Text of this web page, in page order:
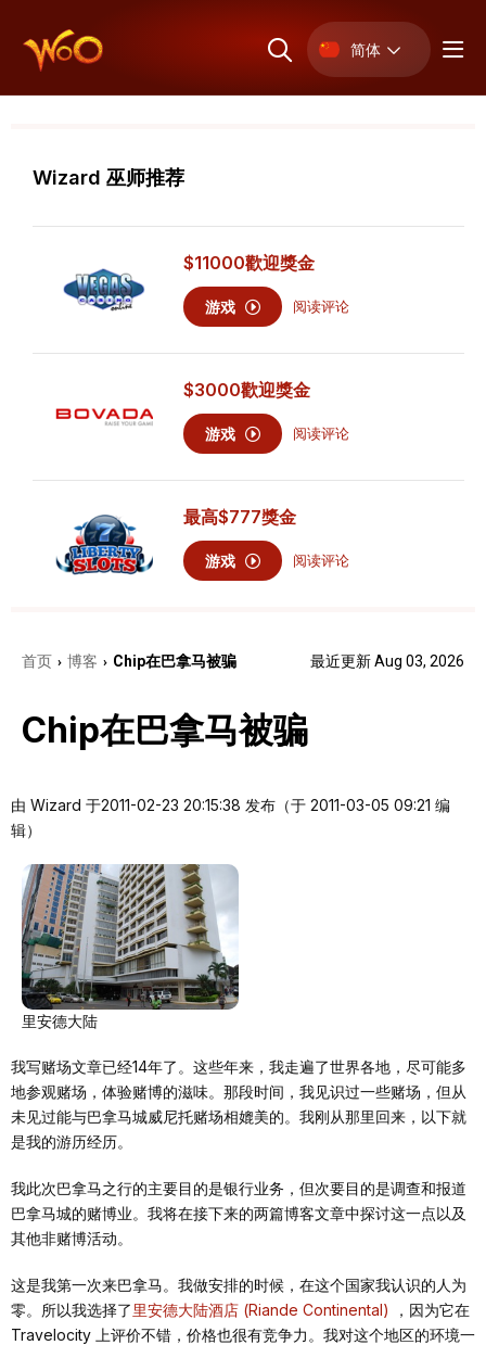
简体
Wizard 巫师推荐
$11000歡迎獎金
游戏 阅读评论
$3000歡迎獎金
游戏 阅读评论
最高$777獎金
游戏 阅读评论
首页 › 博客 › Chip在巴拿马被骗 最近更新 Aug 03, 2026
Chip在巴拿马被骗
由 Wizard 于2011-02-23 20:15:38 发布（于 2011-03-05 09:21 编
辑）
里安德大陆
我写赌场文章已经14年了。这些年来，我走遍了世界各地，尽可能多
地参观赌场，体验赌博的滋味。那段时间，我见识过一些赌场，但从
未见过能与巴拿马城威尼托赌场相媲美的。我刚从那里回来，以下就
是我的游历经历。
我此次巴拿马之行的主要目的是银行业务，但次要目的是调查和报道
巴拿马城的赌博业。我将在接下来的两篇博客文章中探讨这一点以及
其他非赌博活动。
这是我第一次来巴拿马。我做安排的时候，在这个国家我认识的人为
零。所以我选择了里安德大陆酒店 (Riande Continental)
，因为它在
Travelocity 上评价不错，价格也很有竞争力。我对这个地区的环境一